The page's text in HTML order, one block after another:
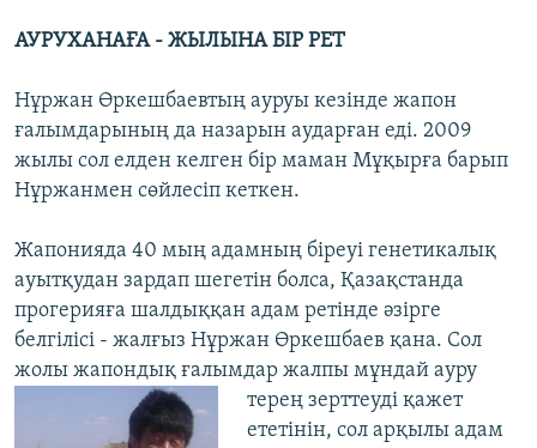
АУРУХАНАҒА - ЖЫЛЫНА БІР РЕТ
Нұржан Өркешбаевтың ауруы кезінде жапон
ғалымдарының да назарын аударған еді. 2009
жылы сол елден келген бір маман Мұқырға барып
Нұржанмен сөйлесіп кеткен.
Жапонияда 40 мың адамның біреуі генетикалық
ауытқудан зардап шегетін болса, Қазақстанда
прогерияға шалдыққан адам ретінде әзірге
белгілісі - жалғыз Нұржан Өркешбаев қана. Сол
жолы жапондық ғалымдар жалпы мұндай ауру
терең зерттеуді қажет
ететінін, сол арқылы адам